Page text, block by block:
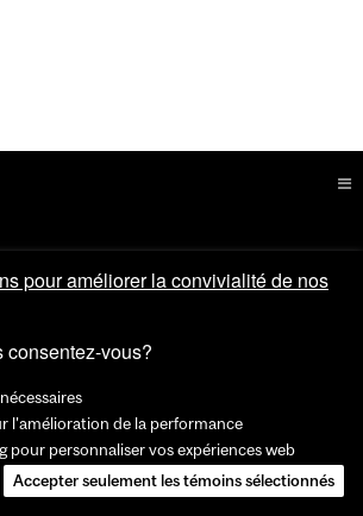
pour améliorer la convivialité de nos
consentez-vous?
l'amélioration de la performance
pour personnaliser vos expériences web
Accepter seulement les témoins sélectionnés